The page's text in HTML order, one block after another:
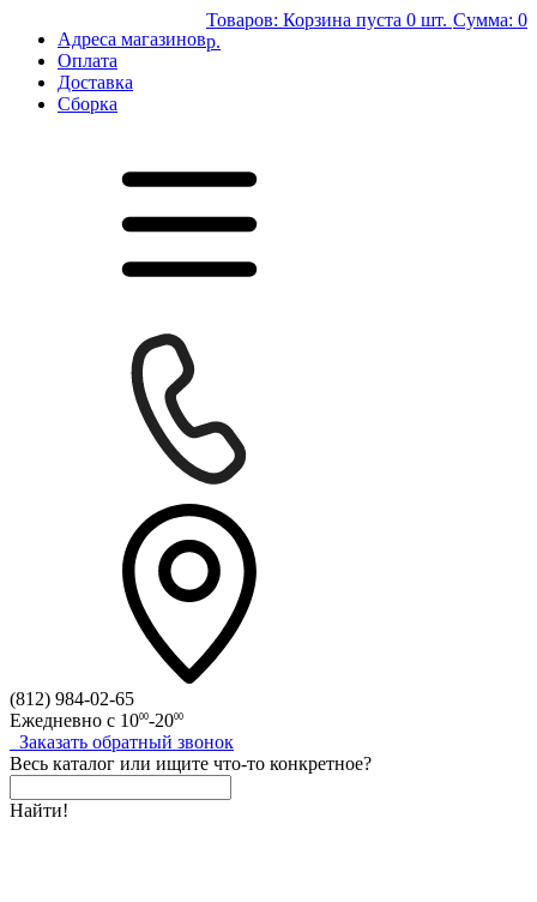
Адреса магазинов
Оплата
Доставка
Сборка
Товаров: Корзина пуста 0 шт. Сумма: 0
р.
(812) 984-02-65
Ежедневно с 1000-2000
Заказать обратный звонок
Весь каталог или ищите что-то конкретное?
Найти!